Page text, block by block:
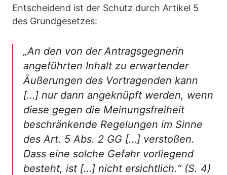
Entscheidend ist der Schutz durch Artikel 5
des Grundgesetzes:
„An den von der Antragsgegnerin
angeführten Inhalt zu erwartender
Äußerungen des Vortragenden kann
[…] nur dann angeknüpft werden, wenn
diese gegen die Meinungsfreiheit
beschränkende Regelungen im Sinne
des Art. 5 Abs. 2 GG […] verstoßen.
Dass eine solche Gefahr vorliegend
besteht, ist […] nicht ersichtlich.“(S. 4)